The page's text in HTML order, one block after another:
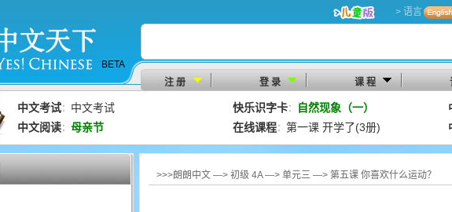
BETA
> 语言
注 册 登 录 课 程
中文考试： 中文考试 快乐识字卡： 自然现象（一）
中文阅读： 母亲节 在线课程： 第一课 开学了(3册)
>>>朗朗中文 —> 初级 4A —> 单元三 —> 第五课 你喜欢什么运动？